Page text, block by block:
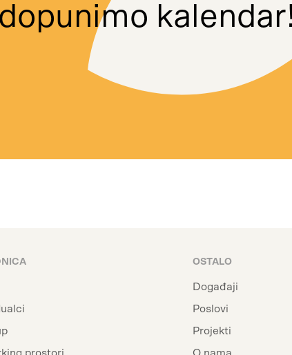
OSTALO
Događaji
Poslovi
Projekti